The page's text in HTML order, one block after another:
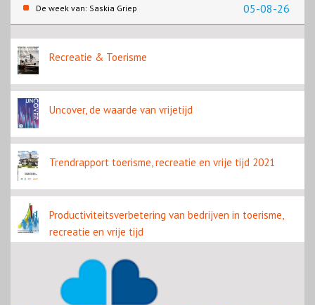
05-08-26
De week van: Saskia Griep
Recreatie & Toerisme
Uncover, de waarde van vrijetijd
Trendrapport toerisme, recreatie en vrije tijd 2021
Productiviteitsverbetering van bedrijven in toerisme,
recreatie en vrije tijd